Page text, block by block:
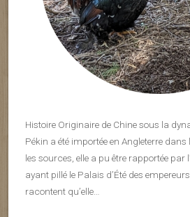
Histoire Originaire de Chine sous la
Pékin a été importée en Angleterre
les sources, elle a pu être rapportée
ayant pillé le Palais d’Été des
racontent qu’elle…